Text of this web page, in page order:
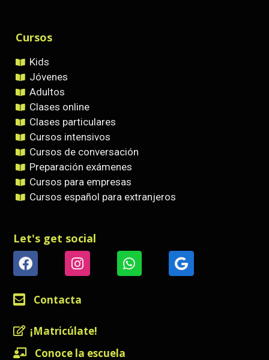
Cursos
Kids
Jóvenes
Adultos
Clases online
Clases particulares
Cursos intensivos
Cursos de conversación
Preparación exámenes
Cursos para empresas
Cursos español para extranjeros
Let's get social
Contacta
¡Matricúlate!
Conoce la escuela